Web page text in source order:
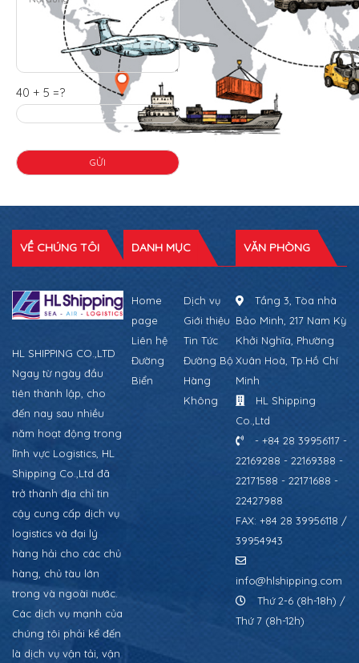
40 + 5 =?
VỀ CHÚNG TÔI
HL SHIPPING CO.,LTD
Ngay từ ngày đầu
tiên thành lập, cho
đến nay sau nhiều
năm hoạt động trong
lĩnh vực Logistics, HL
Shipping Co.,Ltd đã
trở thành địa chỉ tin
cậy cung cấp dịch vụ
logistics và đại lý
hàng hải cho các chủ
hàng, chủ tàu lớn
trong và ngoài nước.
Các dịch vụ mạnh của
chúng tôi phải kể đến
là dịch vụ vận tải, vận
DANH MỤC
Home
page
Dịch vụ
Giới thiệu
Liên hệ
Tin Tức
Đường
Biển
Đường Bộ
Hàng
Không
VĂN PHÒNG
Tầng 3, Tòa nhà
Bảo Minh, 217 Nam Kỳ
Khởi Nghĩa, Phường
Xuân Hoà, Tp.Hồ Chí
Minh
HL Shipping
Co.,Ltd
- +84 28 39956117 -
22169288 - 22169388 -
22171588 - 22171688 -
22427988
FAX: +84 28 39956118 /
39954943
info@hlshipping.com
Thứ 2-6 (8h-18h) /
Thứ 7 (8h-12h)